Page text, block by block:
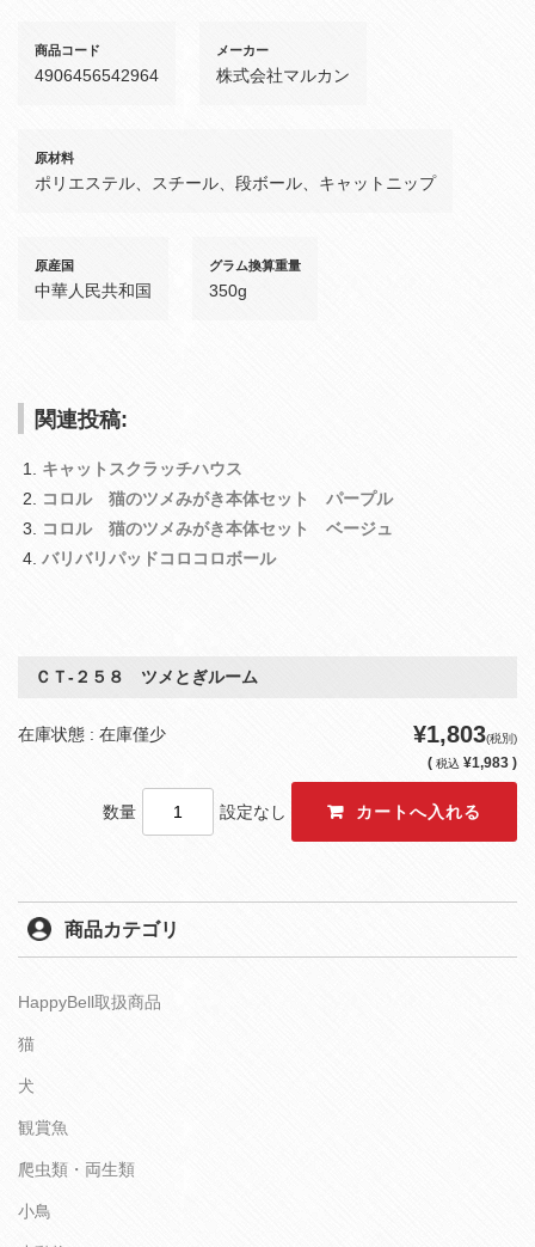
商品コード
4906456542964
メーカー
株式会社マルカン
原材料
ポリエステル、スチール、段ボール、キャットニップ
原産国
中華人民共和国
グラム換算重量
350g
関連投稿:
キャットスクラッチハウス
コロル 猫のツメみがき本体セット パープル
コロル 猫のツメみがき本体セット ベージュ
バリバリパッドコロコロボール
ＣＴ‐２５８ ツメとぎルーム
在庫状態 : 在庫僅少 ¥1,803(税別)
( 税込 ¥1,983 )
数量 設定なし
商品カテゴリ
HappyBell取扱商品
猫
犬
観賞魚
爬虫類・両生類
小鳥